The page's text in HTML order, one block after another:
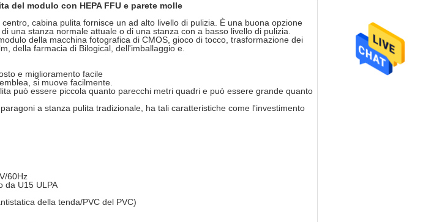
del modulo con HEPA FFU e parete molle
cabina pulita fornisce un ad alto livello di pulizia. È una buona opzione
una stanza normale attuale o di una stanza con a basso livello di pulizia.
della macchina fotografica di CMOS, gioco di tocco, trasformazione dei
della farmacia di Bilogical, dell'imballaggio e.
e miglioramento facile
si muove facilmente.
può essere piccola quanto parecchi metri quadri e può essere grande quanto
a stanza pulita tradizionale, ha tali caratteristiche come l'investimento
60Hz
da U15 ULPA
della tenda/PVC del PVC)